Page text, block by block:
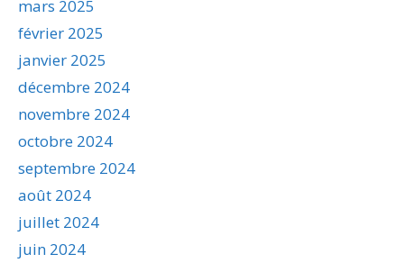
mars 2025
février 2025
janvier 2025
décembre 2024
novembre 2024
octobre 2024
septembre 2024
août 2024
juillet 2024
juin 2024